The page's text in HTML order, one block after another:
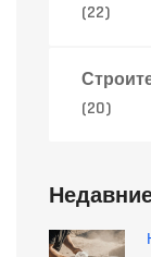
(22)
(20)